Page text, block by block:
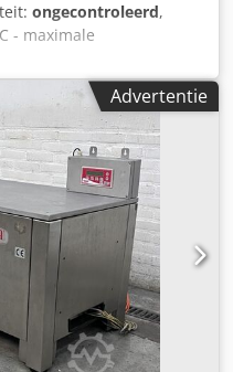
ongecontroleerd,
- maximale
batch Crsdpszkilhofx
volt
Advertentie